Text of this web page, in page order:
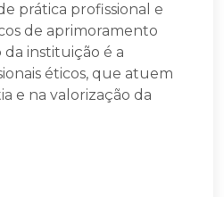
prática profissional e
de aprimoramento
instituição é a
éticos, que atuem
e na valorização da